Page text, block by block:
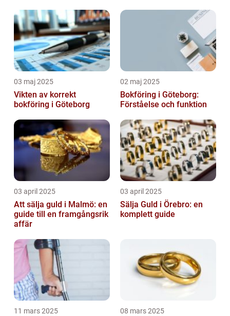
03 maj 2025
Vikten av korrekt
bokföring i Göteborg
02 maj 2025
Bokföring i Göteborg:
Förståelse och funktion
03 april 2025
Att sälja guld i Malmö: en
guide till en framgångsrik
affär
03 april 2025
Sälja Guld i Örebro: en
komplett guide
11 mars 2025 08 mars 2025